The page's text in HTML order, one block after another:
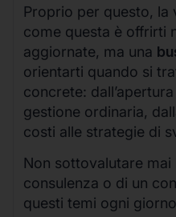
Proprio per questo, la
come questa è offrirti
aggiornate, ma una
orientarti quando si
concrete:
gestione ordinaria,
costi alle strategie di
Non sottovalutare mai
consulenza o di un
questi temi ogni